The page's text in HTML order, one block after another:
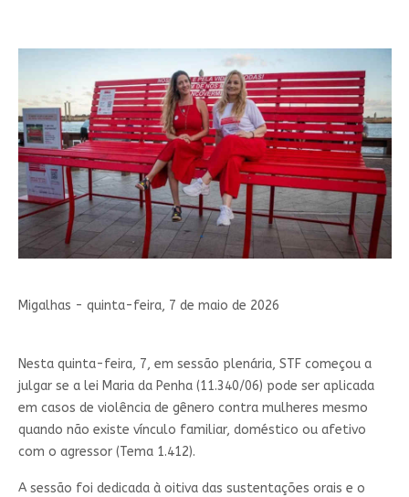
Migalhas - quinta-feira, 7 de maio de 2026
Nesta quinta-feira, 7, em sessão plenária, STF começou a
julgar se a lei Maria da Penha (11.340/06) pode ser aplicada
em casos de violência de gênero contra mulheres mesmo
quando não existe vínculo familiar, doméstico ou afetivo
com o agressor (Tema 1.412).
A sessão foi dedicada à oitiva das sustentações orais e o